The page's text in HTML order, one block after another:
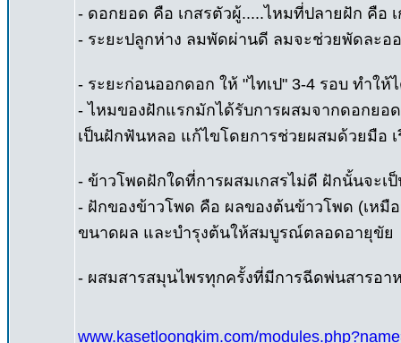
- ดอกยอด คือ เกสรตัวผู้.....ไหมที่ปลายฝัก คือ เ
- ระยะปลูกห่าง ลมพัดผ่านดี ลมจะช่วยพัดละอ
- ระยะก่อนออกดอก ให้ "ไทเป" 3-4 รอบ ทำใ
- ไหมของฝักแรกมักได้รับการผสมจากดอกยอ
เป็นฝักฟันหลอ แก้ไขโดยการช่วยผสมด้วยมือ
- ข้าวโพดฝักใดที่การผสมเกสรไม่ดี ฝักนั้นจะเ
- ฝักของข้าวโพด คือ ผลของต้นข้าวโพด (เหมื
ขนาดผล และบำรุงต้นให้สมบูรณ์ตลอดอายุขัย
- ผสมสารสมุนไพรทุกครั้งที่มีการฉีดพ่นสารอา
www.kasetloongkim.com/